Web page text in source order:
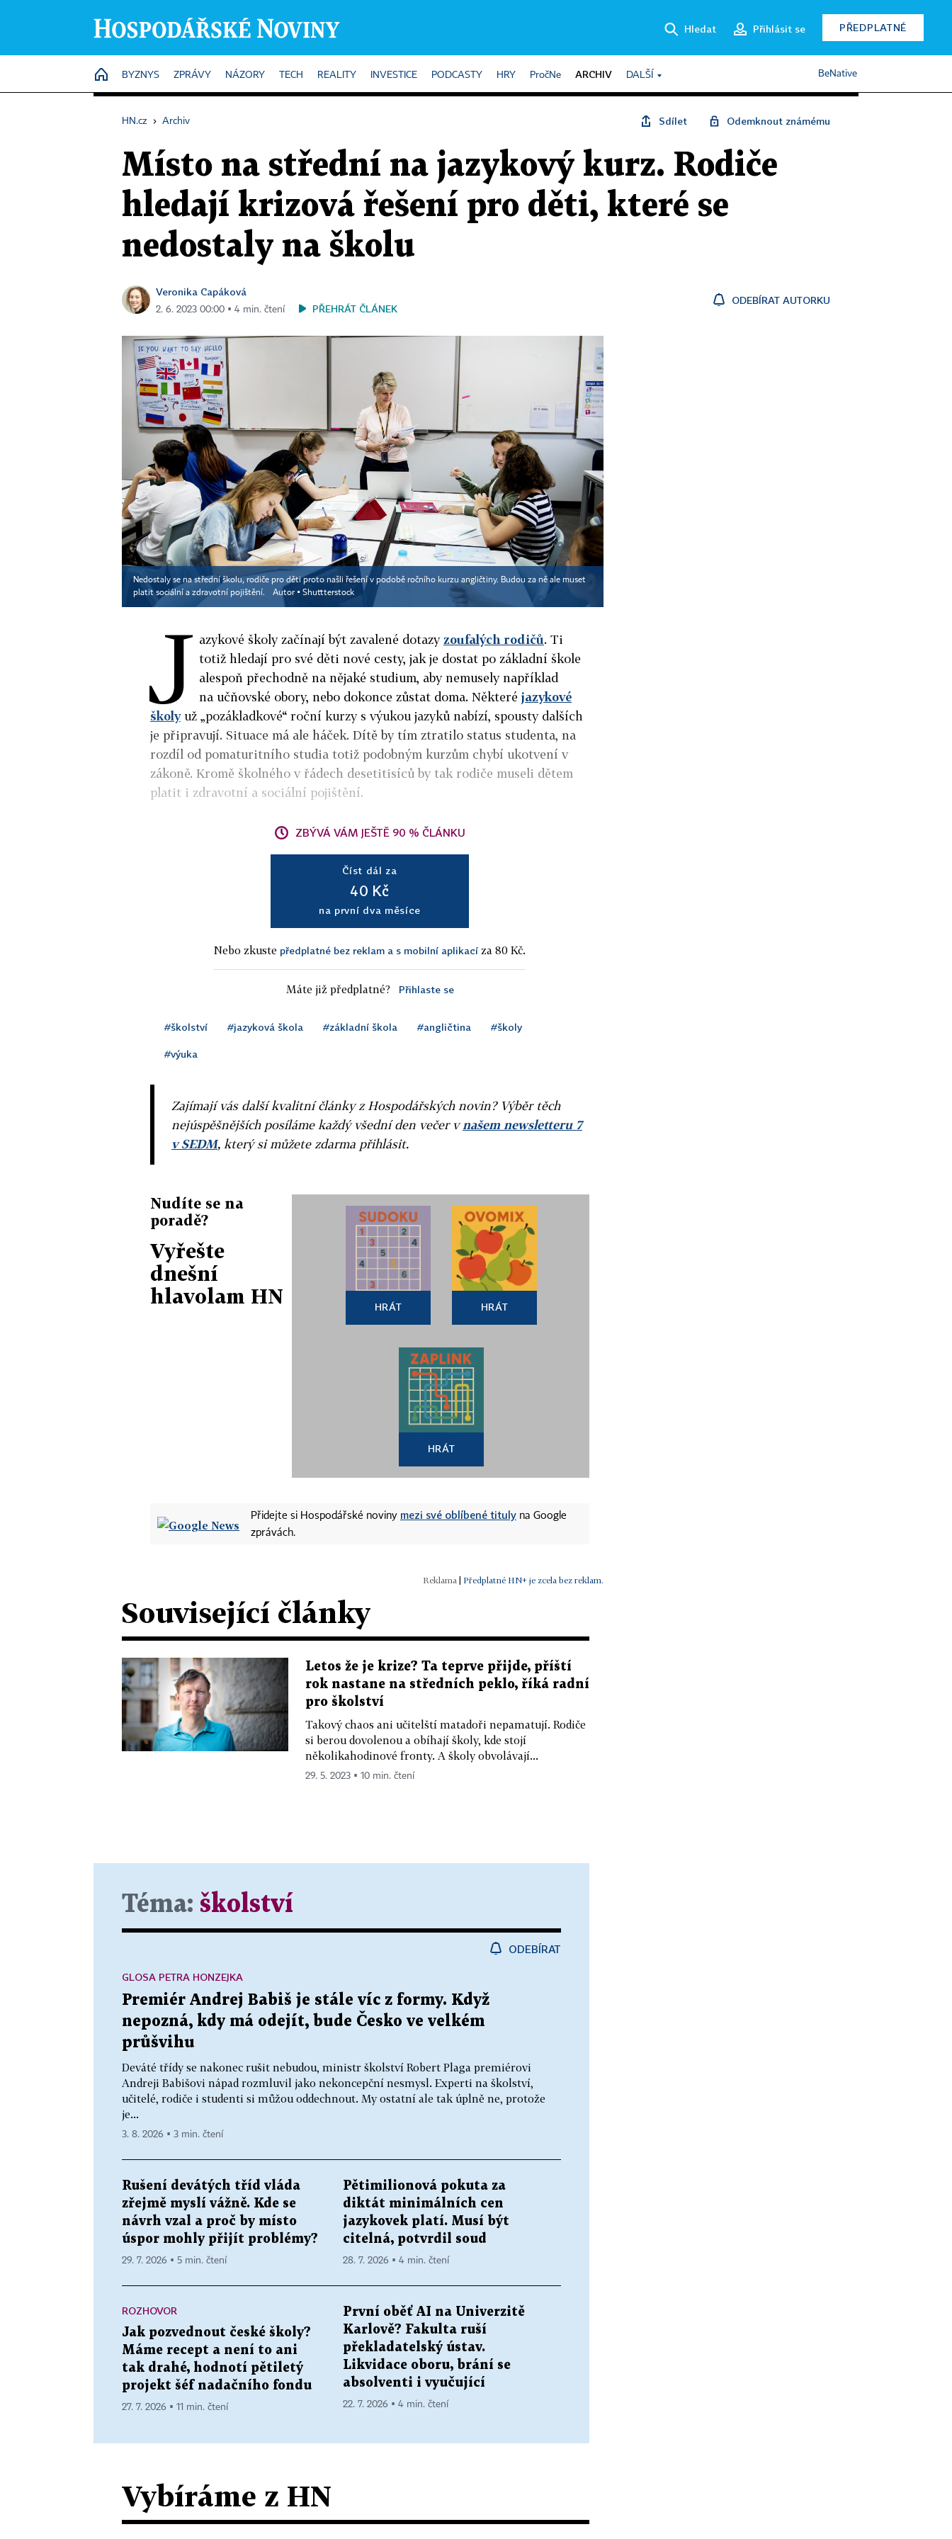
Hledat Přihlásit se PŘEDPLATNÉ
HOME
BYZNYS ZPRÁVY NÁZORY TECH REALITY INVESTICE PODCASTY HRY PročNe ARCHIV DALŠÍ BeNative
HN.cz › Archiv Sdílet Odemknout známému
Místo na střední na jazykový kurz. Rodiče
hledají krizová řešení pro děti, které se
nedostaly na školu
Veronika Capáková
2. 6. 2023 00:00 ▪ 4 min. čtení PŘEHRÁT ČLÁNEK
ODEBÍRAT AUTORKU
Nedostaly se na střední školu, rodiče pro děti proto našli řešení v podobě ročního kurzu angličtiny. Budou za ně ale muset
platit sociální a zdravotní pojištění.
Autor ▪ Shuttterstock
J azykové školy začínají být zavalené dotazy zoufalých rodičů. Ti
totiž hledají pro své děti nové cesty, jak je dostat po základní škole
alespoň přechodně na nějaké studium, aby nemusely například
na učňovské obory, nebo dokonce zůstat doma. Některéjazykové
školyuž „pozákladkové“ roční kurzy s výukou jazyků nabízí, spousty dalších
je připravují. Situace má ale háček. Dítě by tím ztratilo status studenta, na
rozdíl od pomaturitního studia totiž podobným kurzům chybí ukotvení v
zákoně. Kromě školného v řádech desetitisíců by tak rodiče museli dětem
platit i zdravotní a sociální pojištění.
ZBÝVÁ VÁM JEŠTĚ 90 % ČLÁNKU
Číst dál za
40 Kč
na první dva měsíce
Nebo zkuste předplatné bez reklam a s mobilní aplikací za 80 Kč.
Máte již předplatné? Přihlaste se
#školství #jazyková škola #základní škola #angličtina #školy
#výuka
Zajímají vás další kvalitní články z Hospodářských novin? Výběr těch
nejúspěšnějších posíláme každý všední den večer vnašem newsletteru 7
v SEDM, který si můžete zdarma přihlásit.
Nudíte se na
poradě?
Vyřešte
dnešní
hlavolam HN
HRÁT HRÁT
HRÁT
Přidejte si Hospodářské noviny mezi své oblíbené tituly na Google
zprávách.
| Předplatné HN+ je zcela bez reklam.
Související články
Letos že je krize? Ta teprve přijde, příští
rok nastane na středních peklo, říká radní
pro školství
Takový chaos ani učitelští matadoři nepamatují. Rodiče
si berou dovolenou a obíhají školy, kde stojí
několikahodinové fronty. A školy obvolávají...
29. 5. 2023 ▪ 10 min. čtení
Téma: školství
ODEBÍRAT
Premiér Andrej Babiš je stále víc z formy. Když
nepozná, kdy má odejít, bude Česko ve velkém
průšvihu
Deváté třídy se nakonec rušit nebudou, ministr školství Robert Plaga premiérovi
Andreji Babišovi nápad rozmluvil jako nekoncepční nesmysl. Experti na školství,
učitelé, rodiče i studenti si můžou oddechnout. My ostatní ale tak úplně ne, protože
je...
GLOSA PETRA HONZEJKA
3. 8. 2026 ▪ 3 min. čtení
Rušení devátých tříd vláda
zřejmě myslí vážně. Kde se
návrh vzal a proč by místo
úspor mohly přijít problémy?
29. 7. 2026 ▪ 5 min. čtení
Pětimilionová pokuta za
diktát minimálních cen
jazykovek platí. Musí být
citelná, potvrdil soud
28. 7. 2026 ▪ 4 min. čtení
ROZHOVOR
Jak pozvednout české školy?
Máme recept a není to ani
tak drahé, hodnotí pětiletý
projekt šéf nadačního fondu
27. 7. 2026 ▪ 11 min. čtení
První oběť AI na Univerzitě
Karlově? Fakulta ruší
překladatelský ústav.
Likvidace oboru, brání se
absolventi i vyučující
22. 7. 2026 ▪ 4 min. čtení
Vybíráme z HN